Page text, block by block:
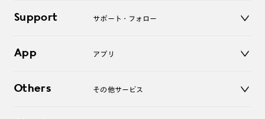
アクセサリー
ログアウト
Support サポート・フォロー
よくあるご質問
お問い合わせ
App アプリ
Others その他サービス